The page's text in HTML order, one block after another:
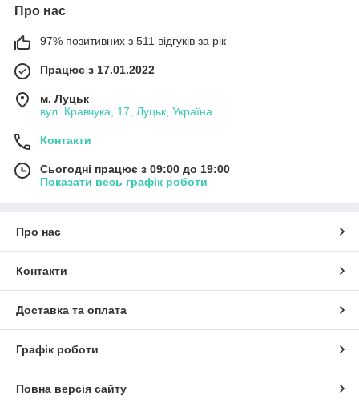
Про нас
97% позитивних з 511 відгуків за рік
Працює з 17.01.2022
м. Луцьк
вул. Кравчука, 17, Луцьк, Україна
Контакти
Сьогодні працює з 09:00 до 19:00
Показати весь графік роботи
Про нас
Контакти
Доставка та оплата
Графік роботи
Повна версія сайту